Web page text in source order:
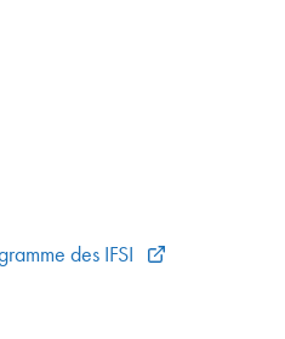
des IFSI